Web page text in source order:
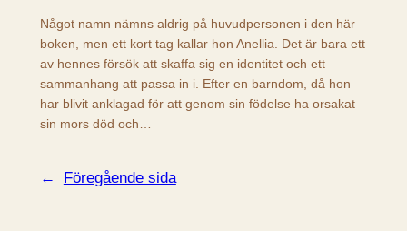
Något namn nämns aldrig på huvudpersonen i den här
boken, men ett kort tag kallar hon Anellia. Det är bara ett
av hennes försök att skaffa sig en identitet och ett
sammanhang att passa in i. Efter en barndom, då hon
har blivit anklagad för att genom sin födelse ha orsakat
sin mors död och…
← Föregående sida